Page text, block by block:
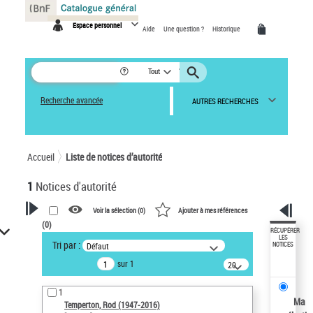
Espace personnel Aide Une question ? Historique
Tout
Recherche avancée AUTRES RECHERCHES
Accueil Liste de notices d’autorité
1 Notices d'autorité
VOTRE RECHERCHE
Recherche avancée dans les
notices d’autorité
Œuvres liées à l'auteur :
Temperton, Rod (1947-2016)
Voir la sélection (0) Ajouter à mes références
(0)
Tri par : Défaut
sur 1
20
résultats/page
1
Temperton, Rod (1947-2016)
RÉCUPÉRER
LES
NOTICES
Ma
Panneau de gestion des cookies